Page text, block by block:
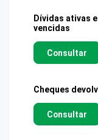
Dívidas ativas e
vencidas
Consultar
Cheques
Consultar